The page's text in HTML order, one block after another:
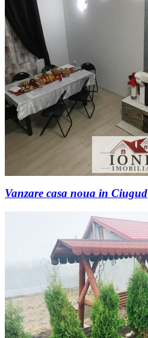
Vanzare casa noua in Ciugud